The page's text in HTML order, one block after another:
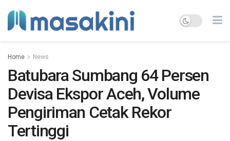
Home News
Batubara Sumbang 64 Persen
Devisa Ekspor Aceh, Volume
Pengiriman Cetak Rekor
Tertinggi